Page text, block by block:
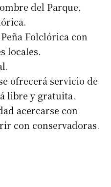
del Parque.
Folclórica con
locales.
ofrecerá servicio de
libre y gratuita.
acercarse con
con conservadoras.